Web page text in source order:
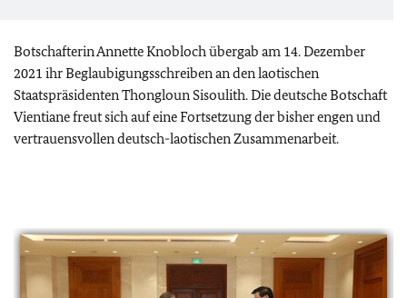
Botschafterin Annette Knobloch übergab am 14. Dezember
2021 ihr Beglaubigungsschreiben an den laotischen
Staatspräsidenten Thongloun Sisoulith. Die deutsche Botschaft
Vientiane freut sich auf eine Fortsetzung der bisher engen und
vertrauensvollen deutsch-laotischen Zusammenarbeit.